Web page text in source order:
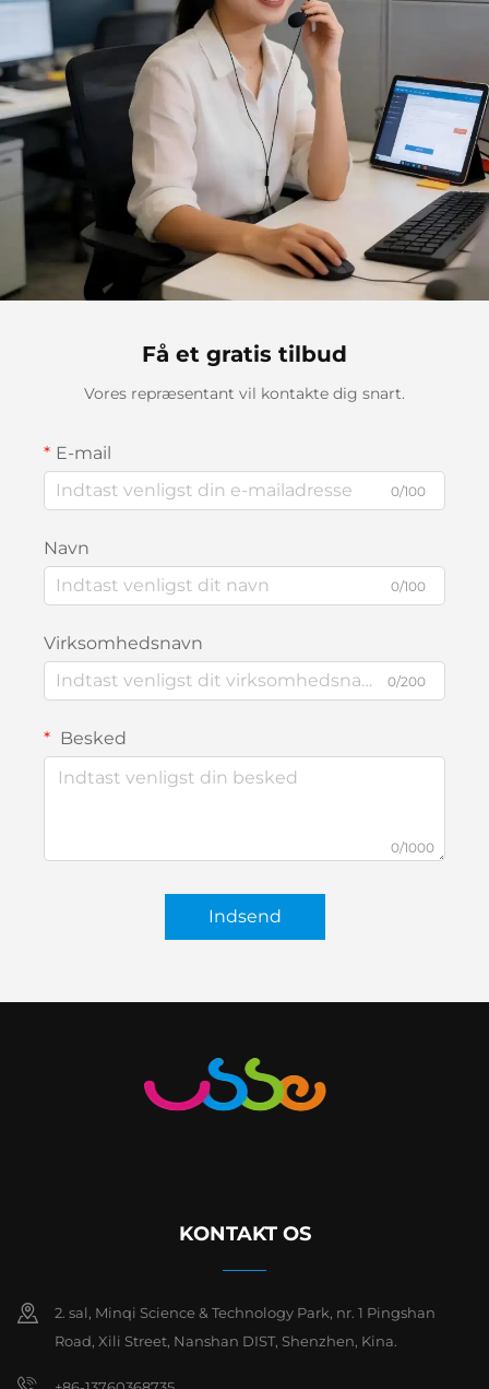
Få et gratis tilbud
Vores repræsentant vil kontakte dig snart.
E-mail
0/100
Navn
0/100
Virksomhedsnavn
0/200
Besked
0/1000
Indsend
KONTAKT OS
2. sal, Minqi Science & Technology Park, nr. 1 Pingshan
Road, Xili Street, Nanshan DIST, Shenzhen, Kina.